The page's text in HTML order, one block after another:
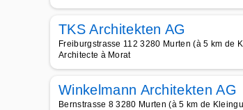
TKS Architekten AG
Freiburgstrasse 112 3280 Murten (à 5 km de
Architecte à Morat
Winkelmann Architekten AG
Bernstrasse 8 3280 Murten (à 5 km de